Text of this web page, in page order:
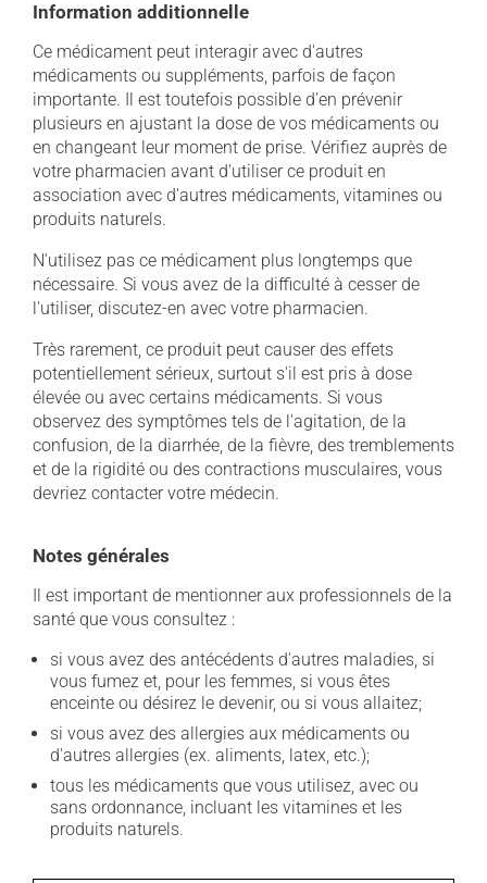
Information additionnelle
Ce médicament peut interagir avec d'autres
médicaments ou suppléments, parfois de façon
importante. Il est toutefois possible d'en prévenir
plusieurs en ajustant la dose de vos médicaments ou
en changeant leur moment de prise. Vérifiez auprès de
votre pharmacien avant d'utiliser ce produit en
association avec d'autres médicaments, vitamines ou
produits naturels.
N'utilisez pas ce médicament plus longtemps que
nécessaire. Si vous avez de la difficulté à cesser de
l'utiliser, discutez-en avec votre pharmacien.
Très rarement, ce produit peut causer des effets
potentiellement sérieux, surtout s'il est pris à dose
élevée ou avec certains médicaments. Si vous
observez des symptômes tels de l'agitation, de la
confusion, de la diarrhée, de la fièvre, des tremblements
et de la rigidité ou des contractions musculaires, vous
devriez contacter votre médecin.
Notes générales
Il est important de mentionner aux professionnels de la
santé que vous consultez :
si vous avez des antécédents d'autres maladies, si
vous fumez et, pour les femmes, si vous êtes
enceinte ou désirez le devenir, ou si vous allaitez;
si vous avez des allergies aux médicaments ou
d'autres allergies (ex. aliments, latex, etc.);
tous les médicaments que vous utilisez, avec ou
sans ordonnance, incluant les vitamines et les
produits naturels.